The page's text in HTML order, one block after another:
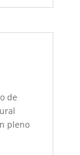
de
pleno